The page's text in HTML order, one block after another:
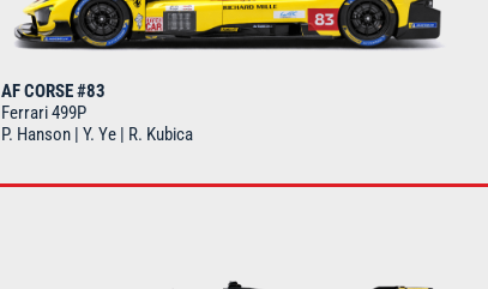
AF CORSE #83
Ferrari 499P
P. Hanson | Y. Ye | R. Kubica